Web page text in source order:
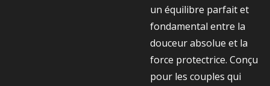
un équilibre parfait et
fondamental entre la
douceur absolue et la
force protectrice. Conçu
pour les couples qui